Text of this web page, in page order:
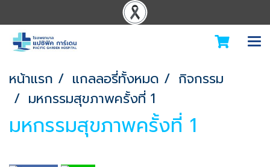
หน้าแรก แกลลอรี่ทั้งหมด
กิจกรรม
มหกรรมสุขภาพครั้งที่ 1
มหกรรมสุขภาพครั้งที่ 1